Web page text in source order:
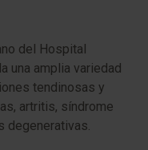
del Hospital
una amplia variedad
tendinosas y
artritis, síndrome
degenerativas.